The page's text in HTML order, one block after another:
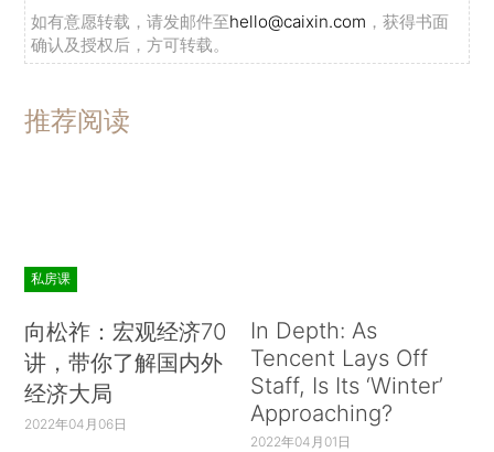
如有意愿转载，请发邮件至hello@caixin.com ，获得书面
确认及授权后，方可转载。
推荐阅读
私房课
向松祚：宏观经济70
讲，带你了解国内外
经济大局
2022年04月06日
In Depth: As
Tencent Lays Off
Staff, Is Its ‘Winter’
Approaching?
2022年04月01日